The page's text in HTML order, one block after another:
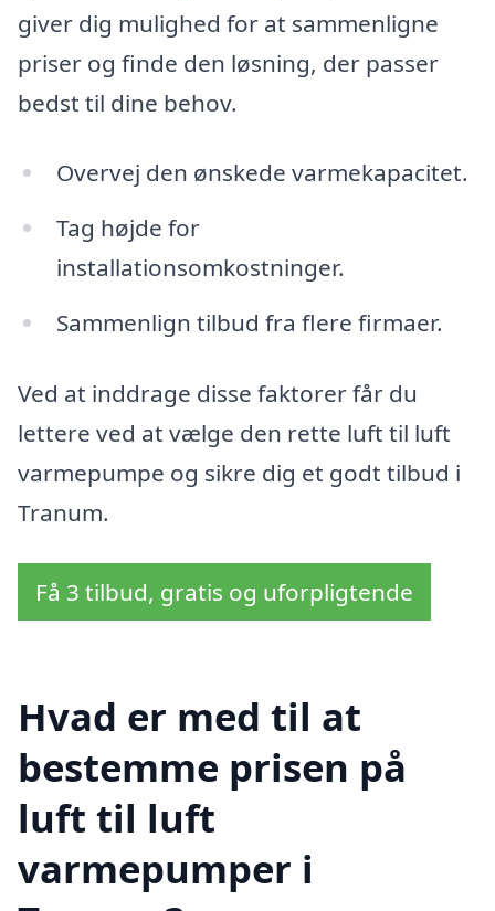
giver dig mulighed for at sammenligne
priser og finde den løsning, der passer
bedst til dine behov.
Overvej den ønskede varmekapacitet.
Tag højde for
installationsomkostninger.
Sammenlign tilbud fra flere firmaer.
Ved at inddrage disse faktorer får du
lettere ved at vælge den rette luft til luft
varmepumpe og sikre dig et godt tilbud i
Tranum.
Få 3 tilbud, gratis og uforpligtende
Hvad er med til at
bestemme prisen på
luft til luft
varmepumper i